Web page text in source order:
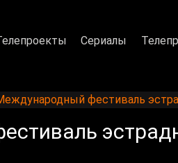
Сериалы
фестиваль